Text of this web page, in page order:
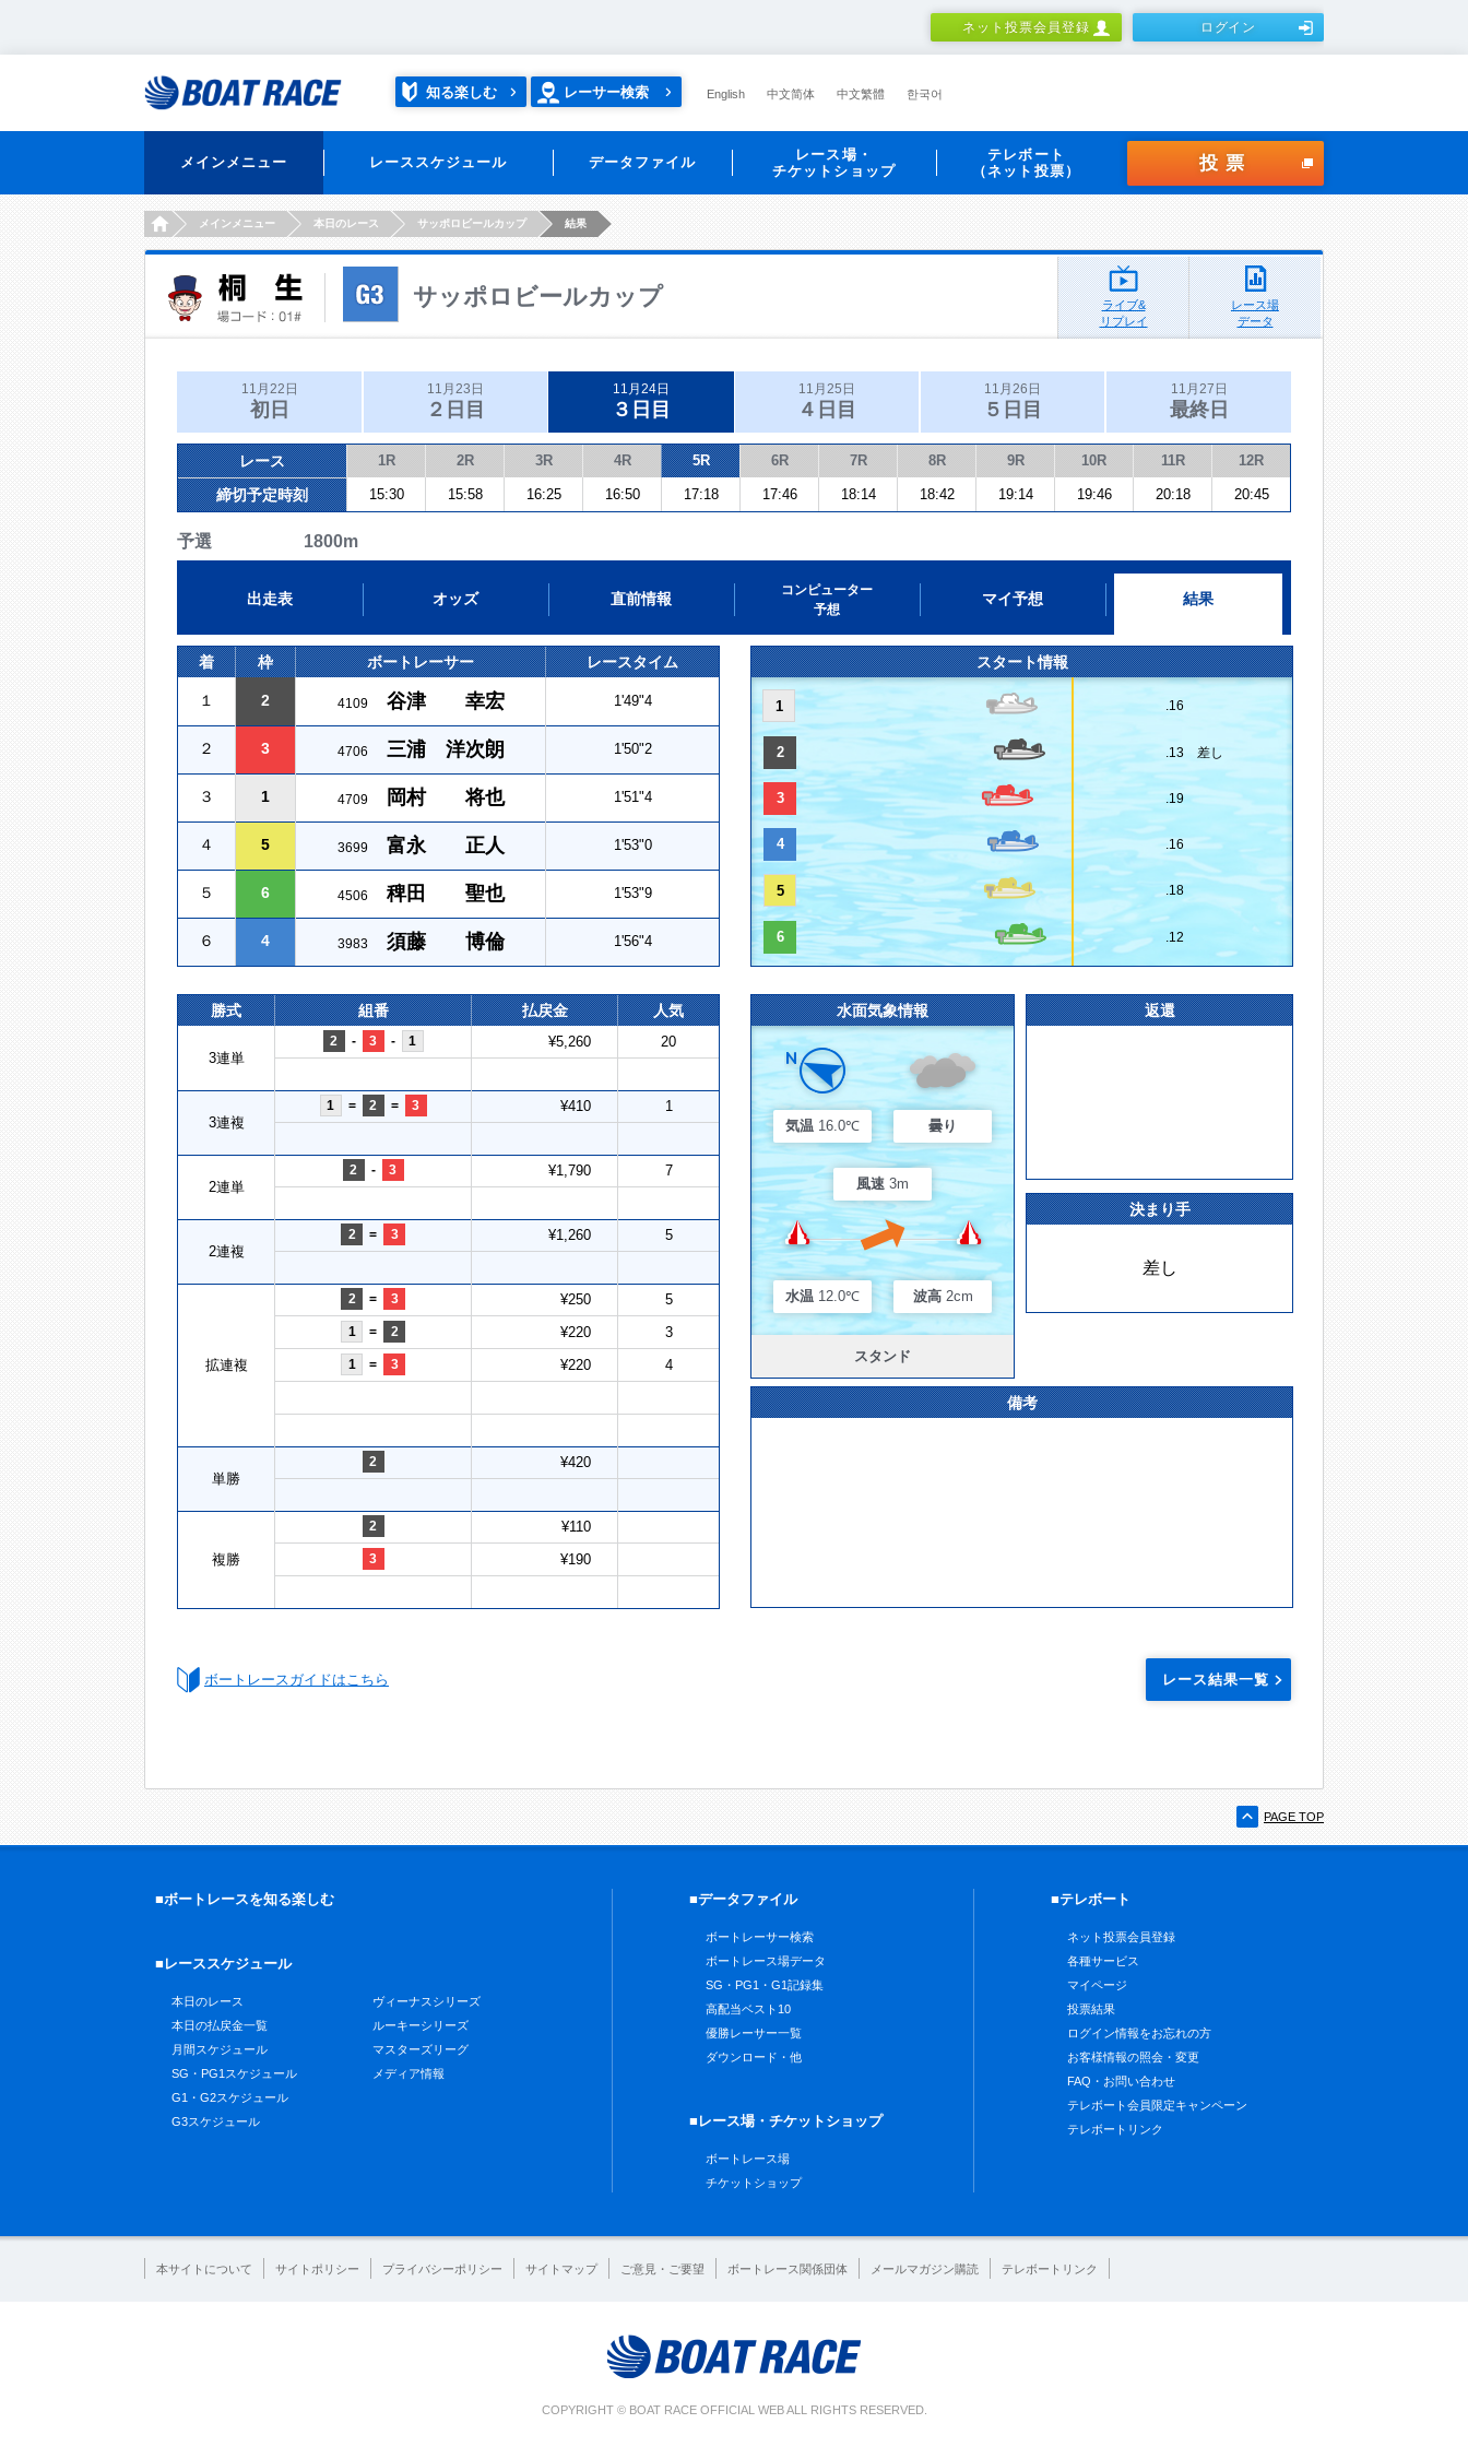
ネット投票会員登録 ログイン
知る楽しむ レーサー検索 English 中文简体 中文繁體 한국어
メインメニュー レーススケジュール データファイル
レース場・
チケットショップ
テレボート
（ネット投票）
投票
HOMEメインメニュー 本日のレース サッポロビールカップ 結果
サッポロビールカップ
ライブ&
リプレイ
レース場
データ
11月22日
初日
11月23日
２日目
11月24日
３日目
11月25日
４日目
11月26日
５日目
11月27日
最終日
レース 1R 2R 3R 4R 5R 6R 7R 8R 9R 10R 11R 12R
締切予定時刻 15:30 15:58 16:25 16:50 17:18 17:46 18:14 18:42 19:14 19:46 20:18 20:45
予選 1800m
出走表 オッズ 直前情報
コンピューター
予想
マイ予想 結果
着 枠 ボートレーサー レースタイム
１ 2 4109 谷津 幸宏 1'49"4
２ 3 4706 三浦 洋次朗 1'50"2
３ 1 4709 岡村 将也 1'51"4
４ 5 3699 富永 正人 1'53"0
５ 6 4506 稗田 聖也 1'53"9
６ 4 3983 須藤 博倫 1'56"4
スタート情報
1 .16
2 .13 差し
3 .19
4 .16
5 .18
6 .12
勝式 組番 払戻金 人気
3連単
2 - 3 - 1 ¥5,260 20
3連複
1 = 2 = 3 ¥410 1
2連単
2 - 3 ¥1,790 7
2連複
2 = 3 ¥1,260 5
拡連複
2 = 3 ¥250 5
1 = 2 ¥220 3
1 = 3 ¥220 4
単勝
2 ¥420
複勝
2 ¥110
3 ¥190
水面気象情報
気温 16.0℃ 曇り
風速 3m
水温 12.0℃ 波高 2cm
スタンド
返還
決まり手
差し
備考
ボートレースガイドはこちら レース結果一覧
PAGE TOP
■ボートレースを知る楽しむ
■レーススケジュール
本日のレース
本日の払戻金一覧
月間スケジュール
SG・PG1スケジュール
G1・G2スケジュール
G3スケジュール
ヴィーナスシリーズ
ルーキーシリーズ
マスターズリーグ
メディア情報
■データファイル
ボートレーサー検索
ボートレース場データ
SG・PG1・G1記録集
高配当ベスト10
優勝レーサー一覧
ダウンロード・他
■レース場・チケットショップ
ボートレース場
チケットショップ
■テレボート
ネット投票会員登録
各種サービス
マイページ
投票結果
ログイン情報をお忘れの方
お客様情報の照会・変更
FAQ・お問い合わせ
テレボート会員限定キャンペーン
テレボートリンク
本サイトについて サイトポリシー プライバシーポリシー サイトマップ ご意見・ご要望 ボートレース関係団体 メールマガジン購読 テレボートリンク
COPYRIGHT © BOAT RACE OFFICIAL WEB ALL RIGHTS RESERVED.